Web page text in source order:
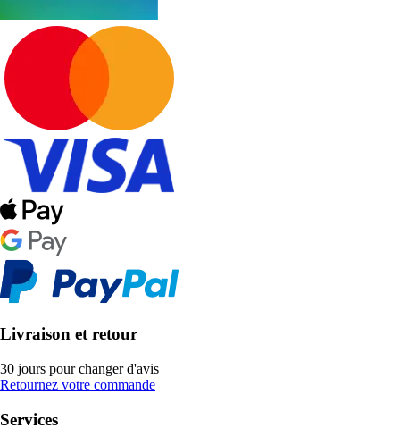
Livraison et retour
30 jours pour changer d'avis
Retournez votre commande
Services